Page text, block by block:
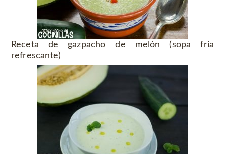
Receta de gazpacho de melón (sopa fría
refrescante)